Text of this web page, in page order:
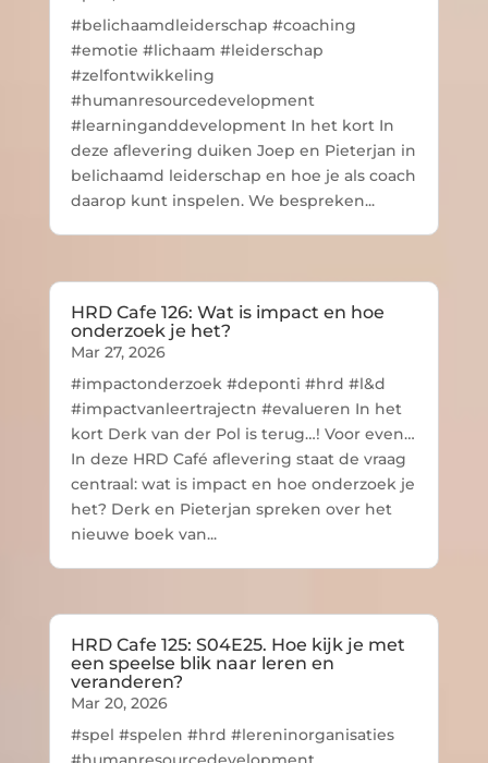
#belichaamdleiderschap #coaching
#emotie #lichaam #leiderschap
#zelfontwikkeling
#humanresourcedevelopment
#learninganddevelopment In het kort In
deze aflevering duiken Joep en Pieterjan in
belichaamd leiderschap en hoe je als coach
daarop kunt inspelen. We bespreken...
HRD Cafe 126: Wat is impact en hoe
onderzoek je het?
Mar 27, 2026
#impactonderzoek #deponti #hrd #l&d
#impactvanleertrajectn #evalueren In het
kort Derk van der Pol is terug…! Voor even…
In deze HRD Café aflevering staat de vraag
centraal: wat is impact en hoe onderzoek je
het? Derk en Pieterjan spreken over het
nieuwe boek van...
HRD Cafe 125: S04E25. Hoe kijk je met
een speelse blik naar leren en
veranderen?
Mar 20, 2026
#spel #spelen #hrd #lereninorganisaties